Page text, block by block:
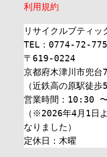
利用規約
リサイクルブティ
TEL：0774-72-
〒619-0224
京都府木津川市兜
（近鉄高の原駅徒歩5
営業時間：10:30
（※2026年4月1日
なりました）
定休日：木曜